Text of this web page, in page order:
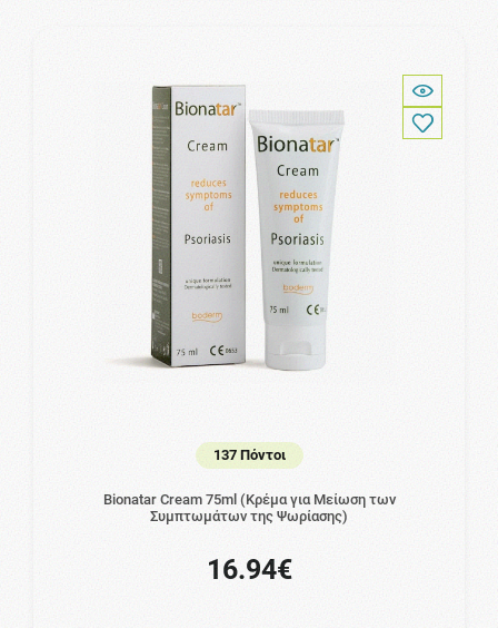
137 Πόντοι
Bionatar Cream 75ml (Κρέμα για Μείωση των
Συμπτωμάτων της Ψωρίασης)
16.94€